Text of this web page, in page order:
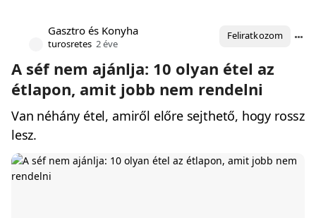
Gasztro és Konyha
turosretes 2 éve
Feliratkozom
A séf nem ajánlja: 10 olyan étel az
étlapon, amit jobb nem rendelni
Van néhány étel, amiről előre sejthető, hogy rossz
lesz.